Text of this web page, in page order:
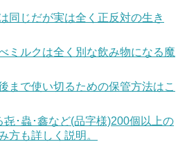
同じだが実は全く正反対の生き
ミルクは全く別な飲み物になる魔
まで使い切るための保管方法はこ
･蟲･鑫など(品字様)200個以上の
方も詳しく説明。